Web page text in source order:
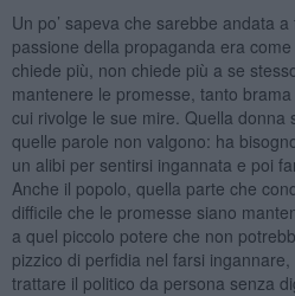
Un po’ sapeva che sarebbe andata
passione della propaganda era
chiede più, non chiede più a se
mantenere le promesse, tanto
cui rivolge le sue mire. Quella donna
quelle parole non valgono: ha
un alibi per sentirsi ingannata e poi
Anche il popolo, quella parte che
difficile che le promesse siano
a quel piccolo potere che non
pizzico di perfidia nel farsi ingannare,
trattare il politico da persona senza